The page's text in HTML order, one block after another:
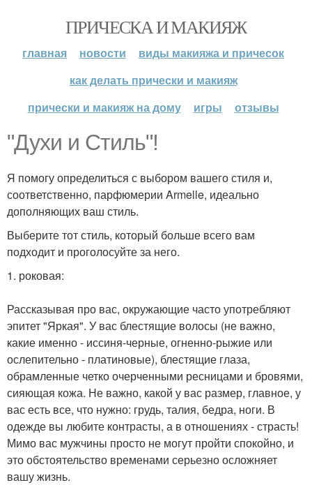
ПРИЧЕСКА И МАКИЯЖ
главная новости
виды макияжа и причесок
как делать прически и макияж
прически и макияж на дому
игры отзывы
"Духи и Стиль"!
Я помогу определиться с выбором вашего стиля и,
соответственно, парфюмерии Armelle, идеально
дополняющих ваш стиль.
Выберите тот стиль, который больше всего вам
подходит и проголосуйте за него.
1. роковая:
Рассказывая про вас, окружающие часто употребляют
эпитет "Яркая". У вас блестящие волосы (не важно,
какие именно - иссиня-черные, огненно-рыжие или
ослепительно - платиновые), блестящие глаза,
обрамленные четко очерченными ресницами и бровями,
сияющая кожа. Не важно, какой у вас размер, главное, у
вас есть все, что нужно: грудь, талия, бедра, ноги. В
одежде вы любите контрасты, а в отношениях - страсть!
Мимо вас мужчины просто не могут пройти спокойно, и
это обстоятельство временами серьезно осложняет
вашу жизнь.